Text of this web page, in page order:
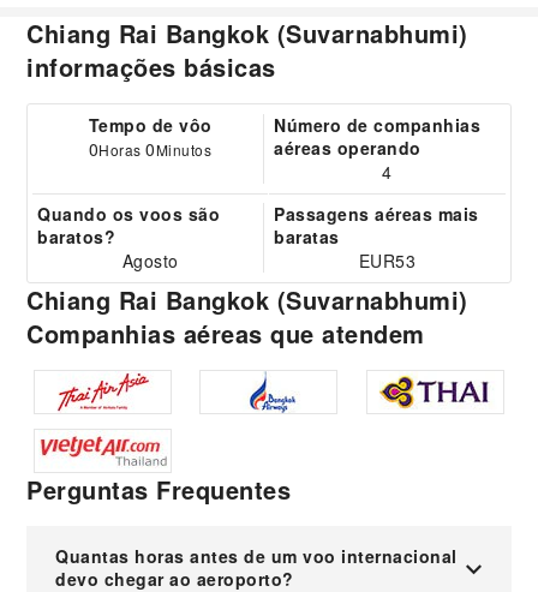
Chiang Rai Bangkok (Suvarnabhumi)
informações básicas
Tempo de vôo
0Horas0Minutos
Número de companhias
aéreas operando
4
Quando os voos são
baratos?
Agosto
Passagens aéreas mais
baratas
EUR53
Chiang Rai Bangkok (Suvarnabhumi)
Companhias aéreas que atendem
Perguntas Frequentes
Quantas horas antes de um voo internacional
devo chegar ao aeroporto?